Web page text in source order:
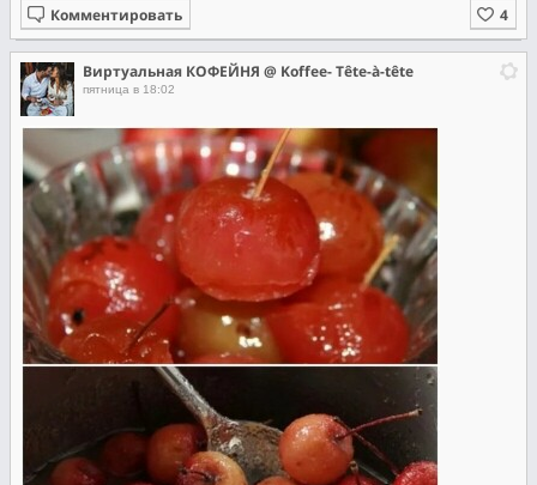
Комментировать
Виртуальная КОФЕЙНЯ @ Koffee- Tête-à-tête
пятница в 18:02